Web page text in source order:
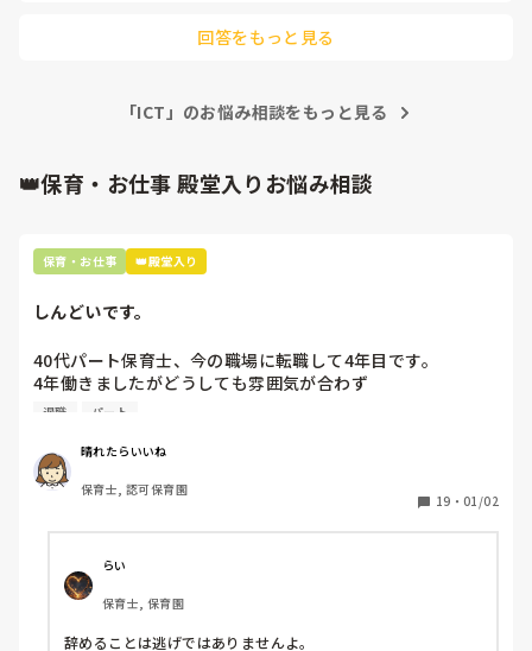
回答をもっと見る
「ICT」のお悩み相談をもっと見る
👑保育・お仕事 殿堂入りお悩み相談
保育・お仕事 👑殿堂入り
しんどいです。
40代パート保育士、今の職場に転職して4年目です。
4年働きましたがどうしても雰囲気が合わず
退職しようと思っています。
周りの職員は、勤続10年以上から何十年という先生がほとん
どです。
保護者子どもの愚痴悪口が多く、
今で言う不適切保育も
仕方ないよね
もう何も言わずに
子どもの言いなりになればいいんだね
などいう意見で…
退職 パート
晴れたらいいね
保育士, 認可保育園
19 ・ 01/02
らい
保育士, 保育園
辞めることは逃げではありませんよ。